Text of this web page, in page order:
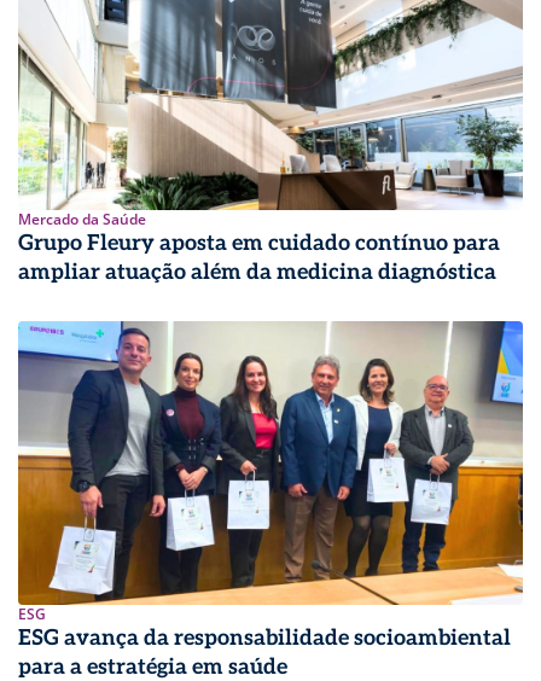
Mercado da Saúde
Grupo Fleury aposta em cuidado contínuo para
ampliar atuação além da medicina diagnóstica
ESG
ESG avança da responsabilidade socioambiental
para a estratégia em saúde